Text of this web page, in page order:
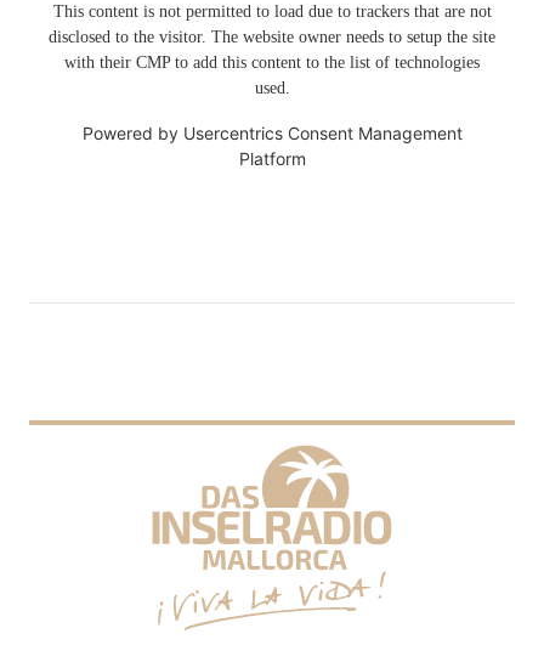
This content is not permitted to load due to trackers that are not
disclosed to the visitor. The website owner needs to setup the site
with their CMP to add this content to the list of technologies
used.
Powered by Usercentrics Consent Management
Platform